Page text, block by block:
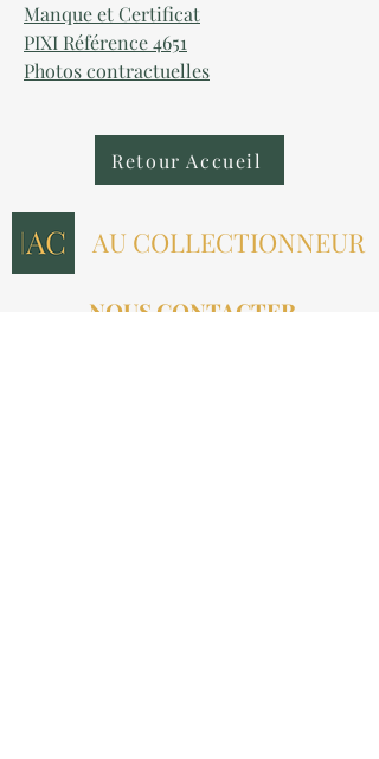
Manque et Certificat
PIXI Référence4651
Photos contractuelles
Retour Accueil
AU COLLECTIONNEUR
NOUS CONTACTER